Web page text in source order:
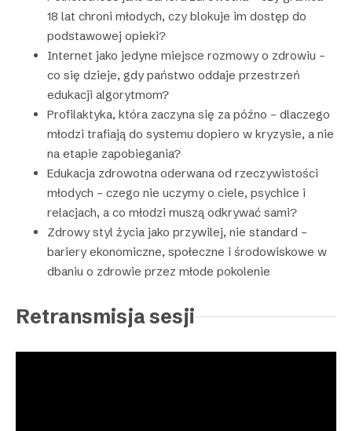
18 lat chroni młodych, czy blokuje im dostęp do
podstawowej opieki?
Internet jako jedyne miejsce rozmowy o zdrowiu –
co się dzieje, gdy państwo oddaje przestrzeń
edukacji algorytmom?
Profilaktyka, która zaczyna się za późno – dlaczego
młodzi trafiają do systemu dopiero w kryzysie, a nie
na etapie zapobiegania?
Edukacja zdrowotna oderwana od rzeczywistości
młodych – czego nie uczymy o ciele, psychice i
relacjach, a co młodzi muszą odkrywać sami?
Zdrowy styl życia jako przywilej, nie standard –
bariery ekonomiczne, społeczne i środowiskowe w
dbaniu o zdrowie przez młode pokolenie
Retransmisja sesji